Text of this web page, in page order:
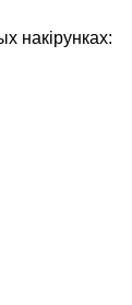
накірунках: